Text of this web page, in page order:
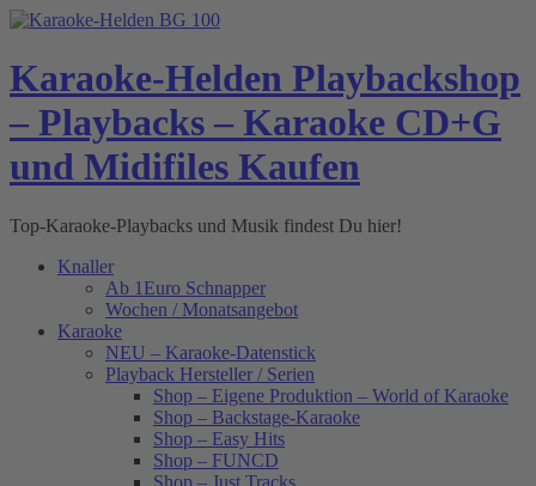
Skip
content
Karaoke-Helden Playbackshop
– Playbacks – Karaoke CD+G
und Midifiles Kaufen
Top-Karaoke-Playbacks und Musik findest Du hier!
Knaller
Ab 1Euro Schnapper
Wochen / Monatsangebot
Karaoke
NEU – Karaoke-Datenstick
Playback Hersteller / Serien
Shop – Eigene Produktion – World of Karaoke
Shop – Backstage-Karaoke
Shop – Easy Hits
Shop – FUNCD
Shop – Just Tracks